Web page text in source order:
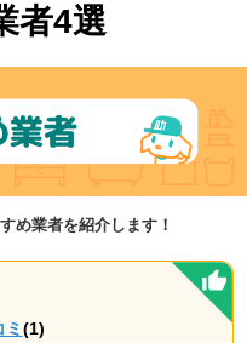
者4選
め業者を紹介します！
ミ(1)